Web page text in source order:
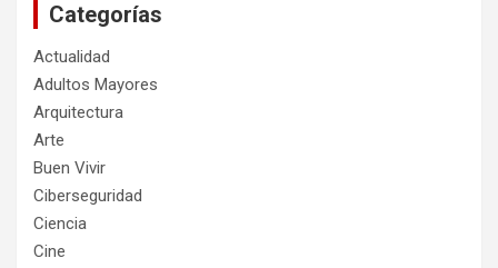
Categorías
Actualidad
Adultos Mayores
Arquitectura
Arte
Buen Vivir
Ciberseguridad
Ciencia
Cine